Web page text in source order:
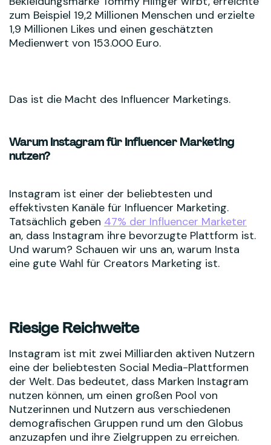
zum Beispiel 19,2 Millionen Menschen und erzielte
1,9 Millionen Likes und einen geschätzten
Medienwert von 153.000 Euro.
Das ist die Macht des Influencer Marketings.
Warum Instagram für Influencer Marketing
nutzen?
Instagram ist einer der beliebtesten und
effektivsten Kanäle für Influencer Marketing.
Tatsächlich geben 47% der Influencer Marketer
an, dass Instagram ihre bevorzugte Plattform ist.
Und warum? Schauen wir uns an, warum Insta
eine gute Wahl für Creators Marketing ist.
Riesige Reichweite
Instagram ist mit zwei Milliarden aktiven Nutzern
eine der beliebtesten Social Media-Plattformen
der Welt. Das bedeutet, dass Marken Instagram
nutzen können, um einen großen Pool von
Nutzerinnen und Nutzern aus verschiedenen
demografischen Gruppen rund um den Globus
anzuzapfen und ihre Zielgruppen zu erreichen.